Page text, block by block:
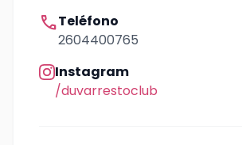
callTeléfono
2604400765
Instagram
/duvarrestoclub